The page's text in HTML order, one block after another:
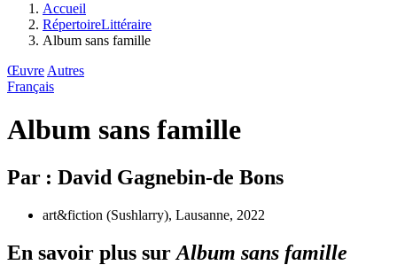
Accueil
RépertoireLittéraire
Album sans famille
Œuvre Autres
Français
Album sans famille
Par : David Gagnebin-de Bons
art&fiction (Sushlarry), Lausanne, 2022
En savoir plus sur Album sans famille